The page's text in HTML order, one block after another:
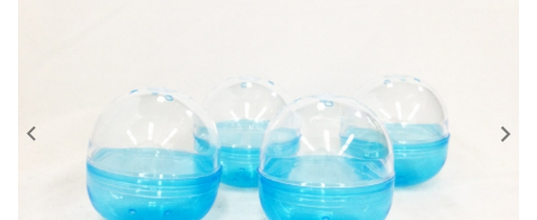
カプセルトイマシン本体
カプセルトイ